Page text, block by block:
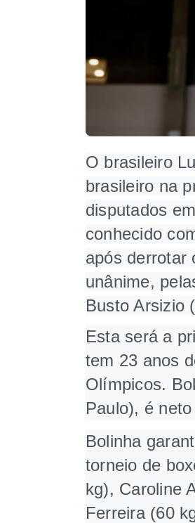
O brasileiro
brasileiro na
disputados
conhecido
após derrotar
unânime,
Busto Arsizio
Esta será a
tem 23 anos
Olímpicos.
Paulo), é
Bolinha
torneio de
kg), Caroline
Ferreira (60